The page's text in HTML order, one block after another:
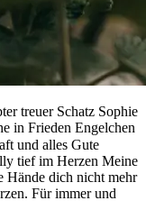
treuer Schatz Sophie
in Frieden Engelchen
und alles Gute
tief im Herzen Meine
Hände dich nicht mehr
Für immer und